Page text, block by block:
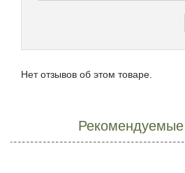
Нет отзывов об этом товаре.